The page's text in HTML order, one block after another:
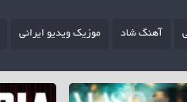
آهنگ شاد موزیک ویدیو ایرانی